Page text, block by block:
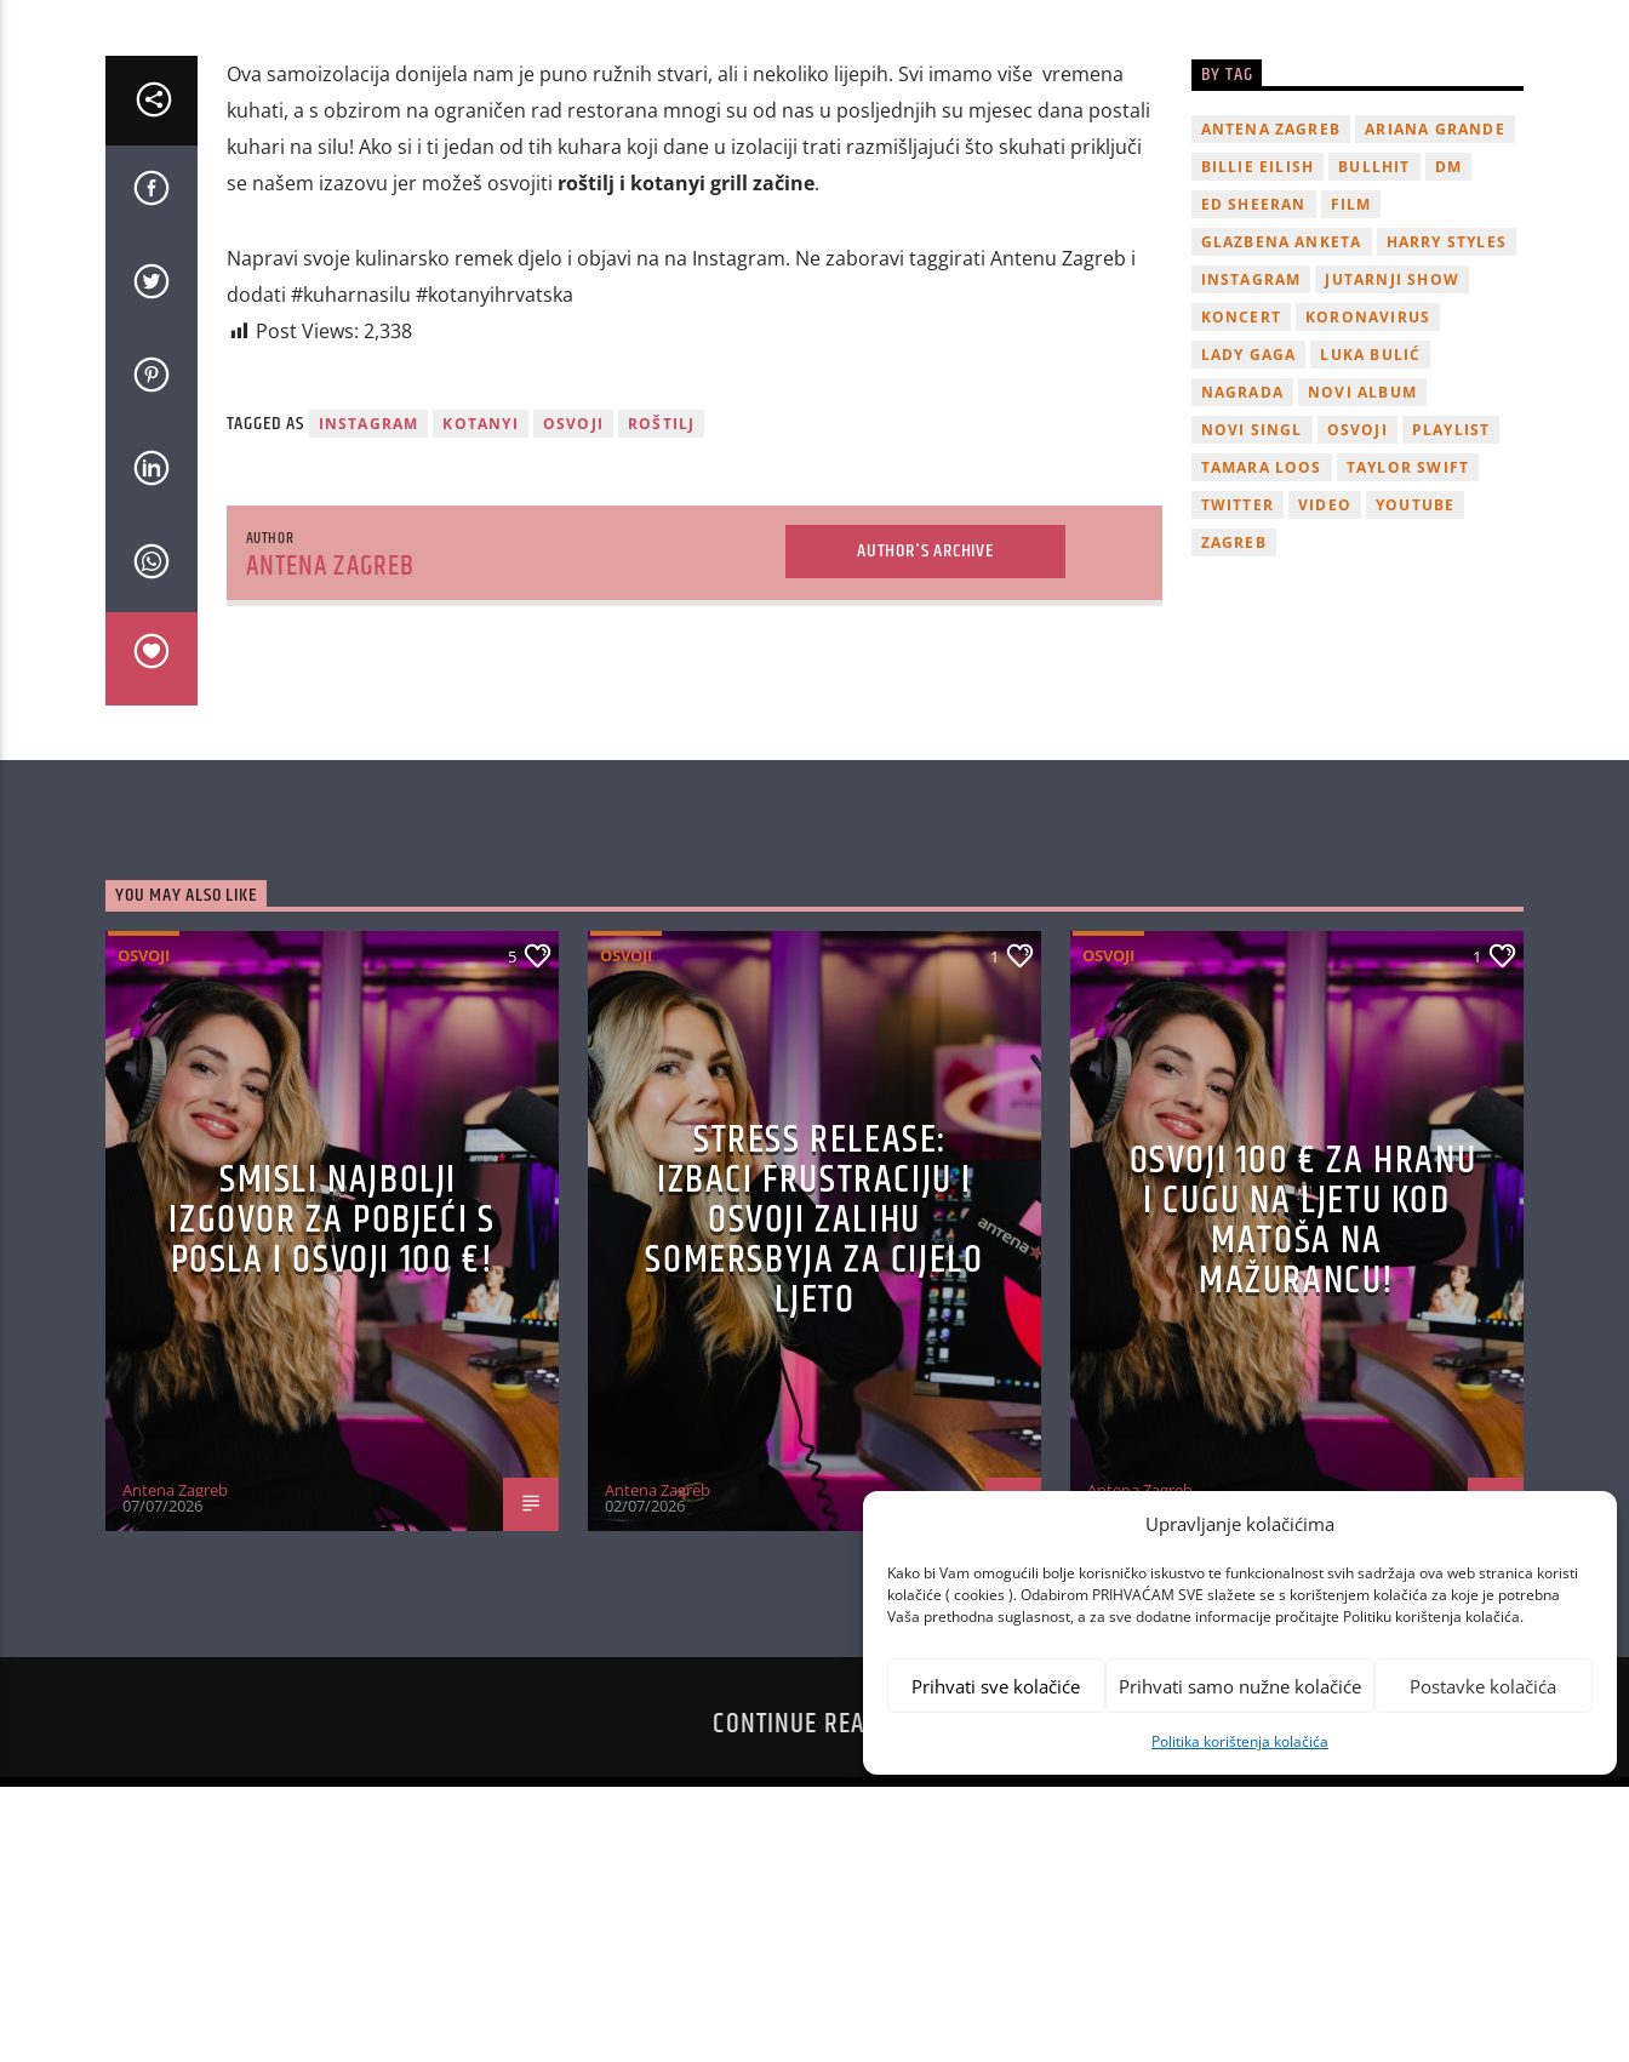
Upravljanje kolačićima
Kako bi Vam omogućili bolje korisničko iskustvo te funkcionalnost svih sadržaja ova web stranica koristi
kolačiće ( cookies ). Odabirom PRIHVAĆAM SVE slažete se s korištenjem kolačića za koje je potrebna
Vaša prethodna suglasnost, a za sve dodatne informacije pročitajte Politiku korištenja kolačića.
Prihvati sve kolačiće Prihvati samo nužne kolačiće Postavke kolačića
Politika korištenja kolačića
Ova samoizolacija donijela nam je puno ružnih stvari, ali i nekoliko lijepih. Svi imamo više vremena
kuhati, a s obzirom na ograničen rad restorana mnogi su od nas u posljednjih su mjesec dana postali
kuhari na silu! Ako si i ti jedan od tih kuhara koji dane u izolaciji trati razmišljajući što skuhati priključi
se našem izazovu jer možeš osvojiti roštilj i kotanyi grill začine.
Napravi svoje kulinarsko remek djelo i objavi na na Instagram. Ne zaboravi taggirati Antenu Zagreb i
dodati #kuharnasilu #kotanyihrvatska
Post Views: 2,338
TAGGED AS INSTAGRAM KOTANYI OSVOJI ROŠTILJ
AUTHOR
ANTENA ZAGREB AUTHOR'S ARCHIVE
BY TAG
ANTENA ZAGREB
ARIANA GRANDE
BILLIE EILISH
BULLHIT
DM
ED SHEERAN
FILM
GLAZBENA ANKETA
HARRY STYLES
INSTAGRAM
JUTARNJI SHOW
KONCERT
KORONAVIRUS
LADY GAGA
LUKA BULIĆ
NAGRADA
NOVI ALBUM
NOVI SINGL
OSVOJI
PLAYLIST
TAMARA LOOS
TAYLOR SWIFT
TWITTER
VIDEO
YOUTUBE
ZAGREB
YOU MAY ALSO LIKE
OSVOJI 5
SMISLI NAJBOLJI
IZGOVOR ZA POBJEĆI S
POSLA I OSVOJI 100 €!
Antena Zagreb
07/07/2026
OSVOJI 1
STRESS RELEASE:
IZBACI FRUSTRACIJU I
OSVOJI ZALIHU
SOMERSBYJA ZA CIJELO
LJETO
Antena Zagreb
02/07/2026
OSVOJI 1
OSVOJI 100 € ZA HRANU
I CUGU NA LJETU KOD
MATOŠA NA
MAŽURANCU!
Antena Zagreb
CONTINUE READING